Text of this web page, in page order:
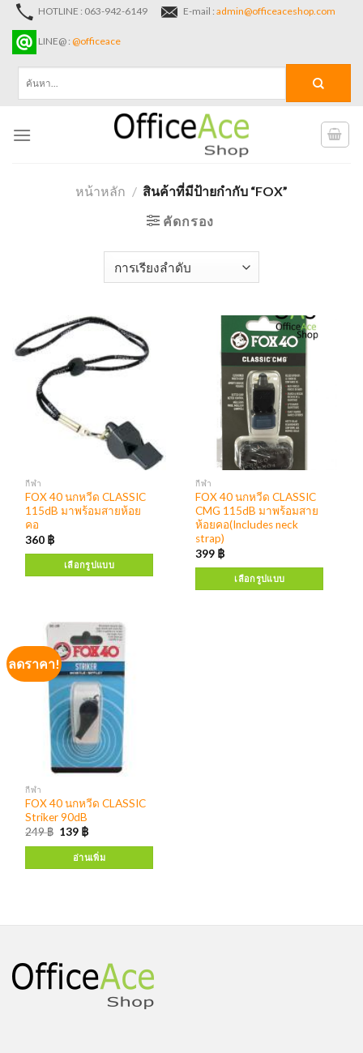
Skip
content
HOTLINE : 063-942-6149 E-mail : admin@officeaceshop.com
LINE@ : @officeace
หน้าหลัก / สินค้าที่มีป้ายกำกับ “FOX”
คัดกรอง
กีฬา
FOX 40 นกหวีด CLASSIC
115dB มาพร้อมสายห้อย
คอ
360 ฿
เลือกรูปแบบ
กีฬา
FOX 40 นกหวีด CLASSIC
CMG 115dB มาพร้อมสาย
ห้อยคอ(Includes neck
strap)
399 ฿
เลือกรูปแบบ
ลดราคา!
กีฬา
FOX 40 นกหวีด CLASSIC
Striker 90dB
249฿ 139 ฿
อ่านเพิ่ม